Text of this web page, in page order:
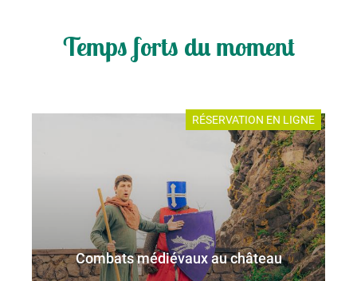
Temps forts du moment
Combats médiévaux au château
RÉSERVATION EN LIGNE